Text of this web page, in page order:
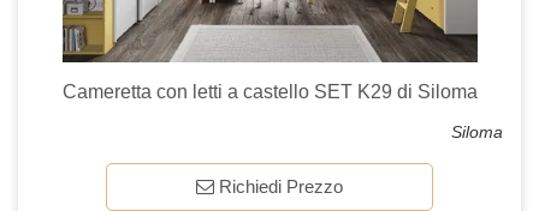
Cameretta con letti a castello SET K29 di Siloma
Siloma
Richiedi Prezzo